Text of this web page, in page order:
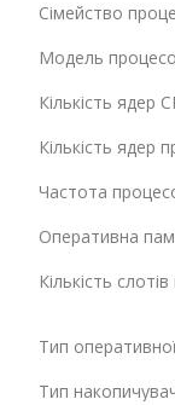
Сімейство
Модель
Кількість ядер
Кількість ядер
Частота
Оперативна
Кількість
Тип
Тип